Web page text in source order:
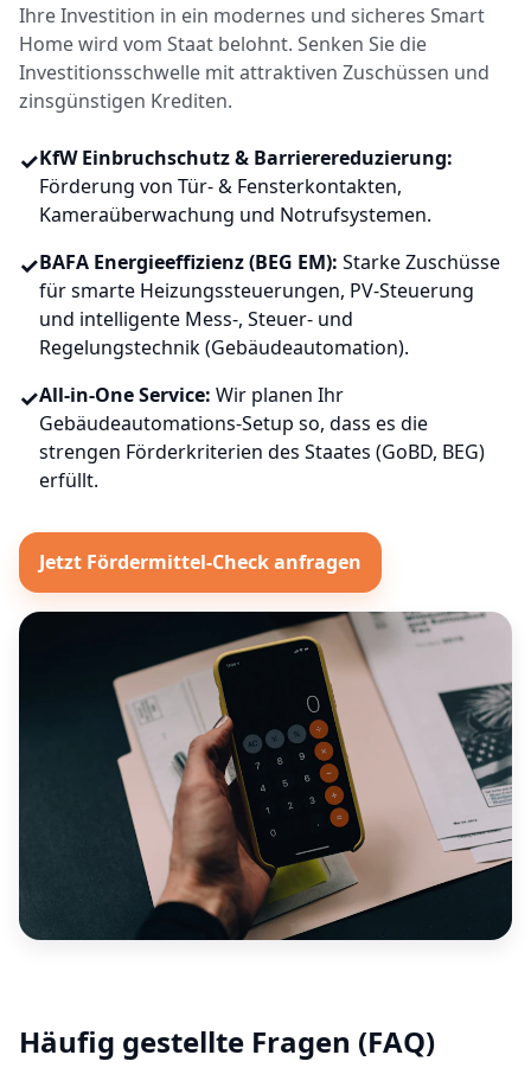
Ihre Investition in ein modernes und sicheres Smart
Home wird vom Staat belohnt. Senken Sie die
Investitionsschwelle mit attraktiven Zuschüssen und
zinsgünstigen Krediten.
✓KfW Einbruchschutz & Barrierereduzierung:
Förderung von Tür- & Fensterkontakten,
Kameraüberwachung und Notrufsystemen.
✓BAFA Energieeffizienz (BEG EM): Starke Zuschüsse
für smarte Heizungssteuerungen, PV-Steuerung
und intelligente Mess-, Steuer- und
Regelungstechnik (Gebäudeautomation).
✓All-in-One Service: Wir planen Ihr
Gebäudeautomations-Setup so, dass es die
strengen Förderkriterien des Staates (GoBD, BEG)
erfüllt.
Jetzt Fördermittel-Check anfragen
Häufig gestellte Fragen (FAQ)